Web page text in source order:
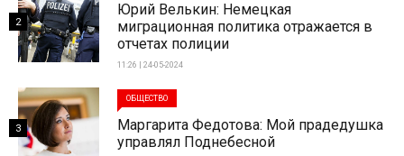
Юрий Велькин: Немецкая
миграционная политика отражается в
отчетах полиции
11:26 | 24-05-2024
2
ОБЩЕСТВО
Маргарита Федотова: Мой прадедушка
управлял Поднебесной
3